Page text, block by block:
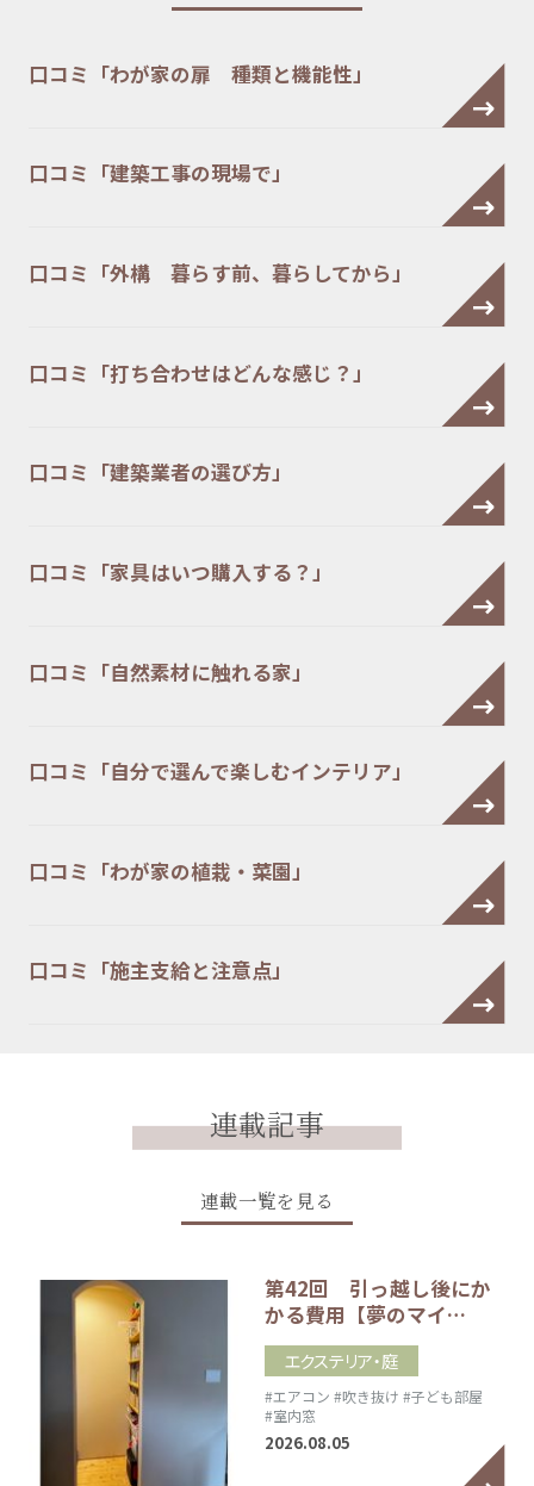
口コミ「わが家の扉 種類と機能性」
口コミ「建築工事の現場で」
口コミ「外構 暮らす前、暮らしてから」
口コミ「打ち合わせはどんな感じ？」
口コミ「建築業者の選び方」
口コミ「家具はいつ購入する？」
口コミ「自然素材に触れる家」
口コミ「自分で選んで楽しむインテリア」
口コミ「わが家の植栽・菜園」
口コミ「施主支給と注意点」
連載記事
連載一覧を見る
第42回 引っ越し後にか
かる費用【夢のマイ…
エクステリア・庭
#エアコン #吹き抜け #子ども部屋
#室内窓
2026.08.05